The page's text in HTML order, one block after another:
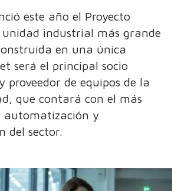
este año el Proyecto
industrial más grande
en una única
será el principal socio
proveedor de equipos de la
que contará con el más
automatización y
del sector.